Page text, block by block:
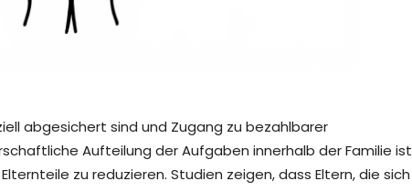
abgesichert sind und Zugang zu bezahlbarer
Aufteilung der Aufgaben innerhalb der Familie ist
zu reduzieren. Studien zeigen, dass Eltern, die sich